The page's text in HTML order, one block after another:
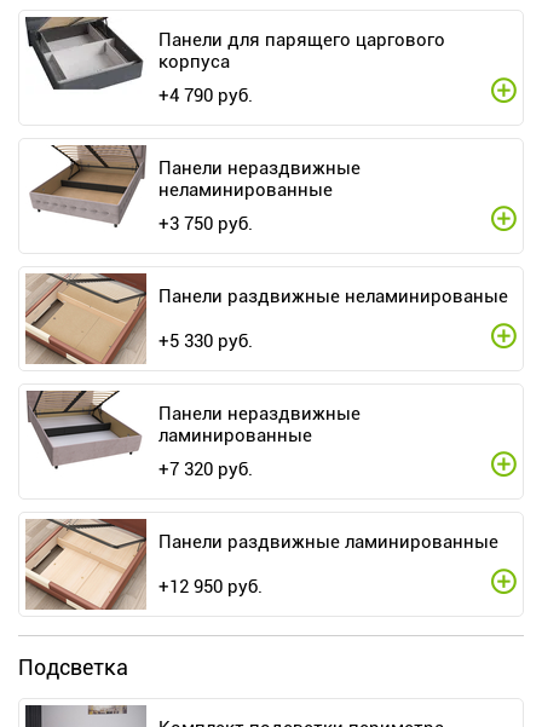
Панели для парящего царгового
корпуса
+4 790 руб.
Панели нераздвижные
неламинированные
+3 750 руб.
Панели раздвижные неламинированые
+5 330 руб.
Панели нераздвижные
ламинированные
+7 320 руб.
Панели раздвижные ламинированные
+12 950 руб.
Подсветка